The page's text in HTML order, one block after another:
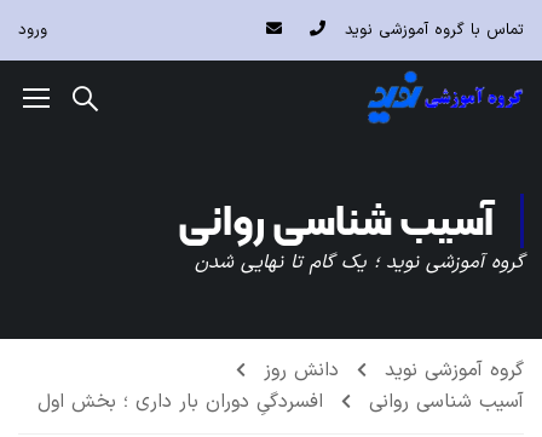
تماس با گروه آموزشی نوید ورود
آسیب شناسی روانی
گروه آموزشی نوید ؛ یک گام تا نهایی شدن
گروه آموزشی نوید
دانش روز
آسیب شناسی روانی
افسردگیِ دوران بار داری ؛ بخش اول